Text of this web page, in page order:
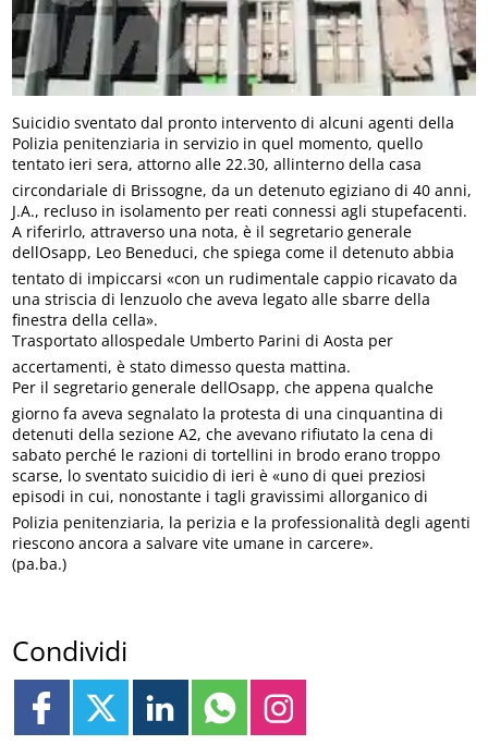
Suicidio sventato dal pronto intervento di alcuni agenti della
Polizia penitenziaria in servizio in quel momento, quello
tentato ieri sera, attorno alle 22.30, allinterno della casa
circondariale di Brissogne, da un detenuto egiziano di 40 anni,
J.A., recluso in isolamento per reati connessi agli stupefacenti.
A riferirlo, attraverso una nota, è il segretario generale
dellOsapp, Leo Beneduci, che spiega come il detenuto abbia
tentato di impiccarsi «con un rudimentale cappio ricavato da
una striscia di lenzuolo che aveva legato alle sbarre della
finestra della cella».
Trasportato allospedale Umberto Parini di Aosta per
accertamenti, è stato dimesso questa mattina.
Per il segretario generale dellOsapp, che appena qualche
giorno fa aveva segnalato la protesta di una cinquantina di
detenuti della sezione A2, che avevano rifiutato la cena di
sabato perché le razioni di tortellini in brodo erano troppo
scarse, lo sventato suicidio di ieri è «uno di quei preziosi
episodi in cui, nonostante i tagli gravissimi allorganico di
Polizia penitenziaria, la perizia e la professionalità degli agenti
riescono ancora a salvare vite umane in carcere».
(pa.ba.)
Condividi